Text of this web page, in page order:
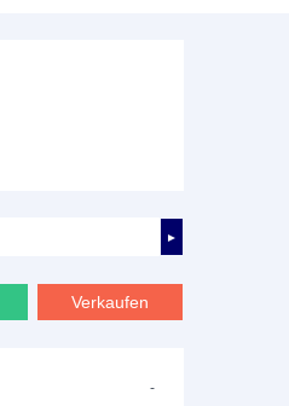
►
Verkaufen
-